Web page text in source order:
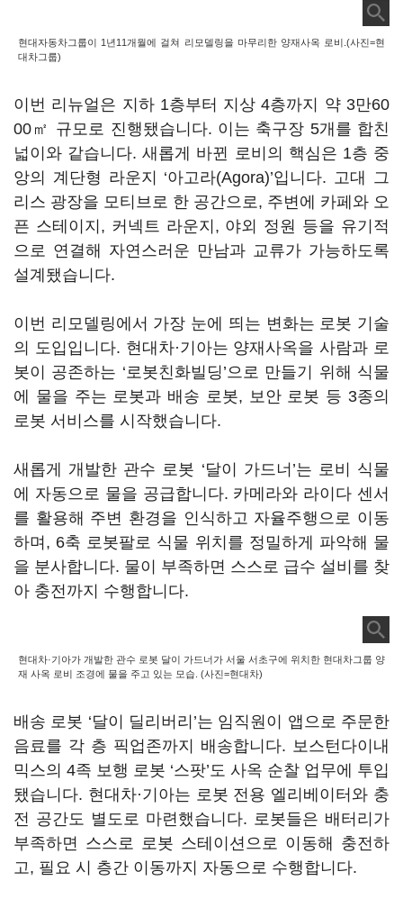
현대자동차그룹이 1년11개월에 걸쳐 리모델링을 마무리한 양재사옥 로비.(사진=현
대차그룹)
이번 리뉴얼은 지하 1층부터 지상 4층까지 약 3만60
00㎡ 규모로 진행됐습니다. 이는 축구장 5개를 합친
넓이와 같습니다. 새롭게 바뀐 로비의 핵심은 1층 중
앙의 계단형 라운지 ‘아고라(Agora)’입니다. 고대 그
리스 광장을 모티브로 한 공간으로, 주변에 카페와 오
픈 스테이지, 커넥트 라운지, 야외 정원 등을 유기적
으로 연결해 자연스러운 만남과 교류가 가능하도록
설계됐습니다.
이번 리모델링에서 가장 눈에 띄는 변화는 로봇 기술
의 도입입니다. 현대차·기아는 양재사옥을 사람과 로
봇이 공존하는 ‘로봇친화빌딩’으로 만들기 위해 식물
에 물을 주는 로봇과 배송 로봇, 보안 로봇 등 3종의
로봇 서비스를 시작했습니다.
새롭게 개발한 관수 로봇 ‘달이 가드너’는 로비 식물
에 자동으로 물을 공급합니다. 카메라와 라이다 센서
를 활용해 주변 환경을 인식하고 자율주행으로 이동
하며, 6축 로봇팔로 식물 위치를 정밀하게 파악해 물
을 분사합니다. 물이 부족하면 스스로 급수 설비를 찾
아 충전까지 수행합니다.
현대차·기아가 개발한 관수 로봇 달이 가드너가 서울 서초구에 위치한 현대차그룹 양
재 사옥 로비 조경에 물을 주고 있는 모습. (사진=현대차)
배송 로봇 ‘달이 딜리버리’는 임직원이 앱으로 주문한
음료를 각 층 픽업존까지 배송합니다. 보스턴다이내
믹스의 4족 보행 로봇 ‘스팟’도 사옥 순찰 업무에 투입
됐습니다. 현대차·기아는 로봇 전용 엘리베이터와 충
전 공간도 별도로 마련했습니다. 로봇들은 배터리가
부족하면 스스로 로봇 스테이션으로 이동해 충전하
고, 필요 시 층간 이동까지 자동으로 수행합니다.